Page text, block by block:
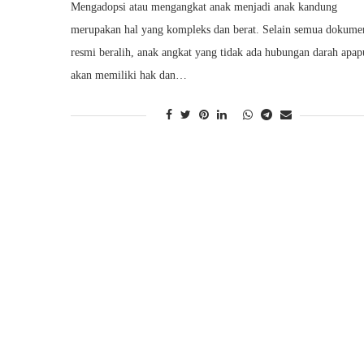
Mengadopsi atau mengangkat anak menjadi anak kandung
merupakan hal yang kompleks dan berat. Selain semua
resmi beralih, anak angkat yang tidak ada hubungan darah
akan memiliki hak dan…